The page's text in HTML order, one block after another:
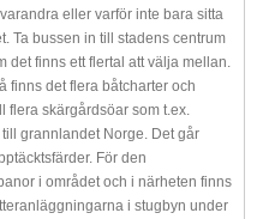
eller varför inte bara sitta
Ta bussen in till stadens centrum
finns ett flertal att välja mellan.
finns det flera båtcharter och
flera skärgårdsöar som t.ex.
grannlandet Norge. Det går
För den
i området och i närheten finns
i stugbyn under